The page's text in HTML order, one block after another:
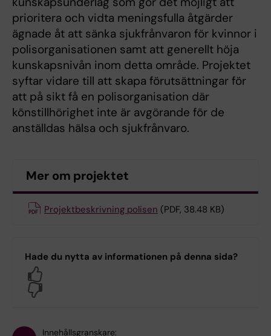
prioritera och vidta meningsfulla åtgärder
ägnade åt att sänka sjukfrånvaron för kvinnor i
polisorganisationen samt att generellt höja
kunskapsnivån inom detta område. Projektet
syftar vidare till att skapa förutsättningar för
att på sikt få en polisorganisation där
könstillhörighet inte är avgörande för de
anställdas hälsa och sjukfrånvaro.
Mer om projektet
Projektbeskrivning polisen (PDF, 38.48 KB)
Hade du nytta av informationen på denna sida?
Innehållsgranskare: